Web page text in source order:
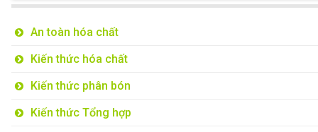
An toàn hóa chất
Kiến thức hóa chất
Kiến thức phân bón
Kiến thức Tổng hợp